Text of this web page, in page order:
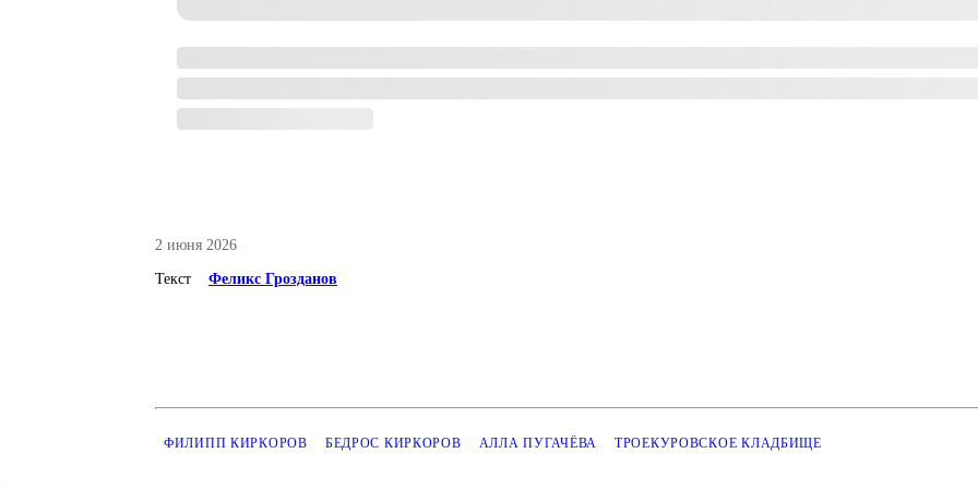
2 июня 2026
Текст Феликс Грозданов
ФИЛИПП КИРКОРОВ БЕДРОС КИРКОРОВ АЛЛА ПУГАЧЁВА ТРОЕКУРОВСКОЕ КЛАДБИЩЕ